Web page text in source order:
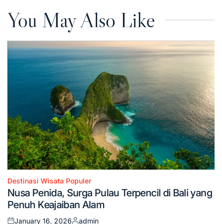
You May Also Like
Posted
in
Destinasi Wisata Populer
Nusa Penida, Surga Pulau Terpencil di Bali yang
Penuh Keajaiban Alam
January 16, 2026 admin